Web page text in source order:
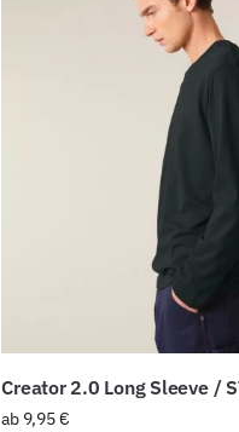
Creator 2.0 Long Sleeve /
ab 9,95€